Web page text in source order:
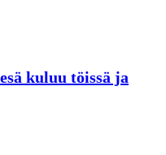
kuluu töissä ja